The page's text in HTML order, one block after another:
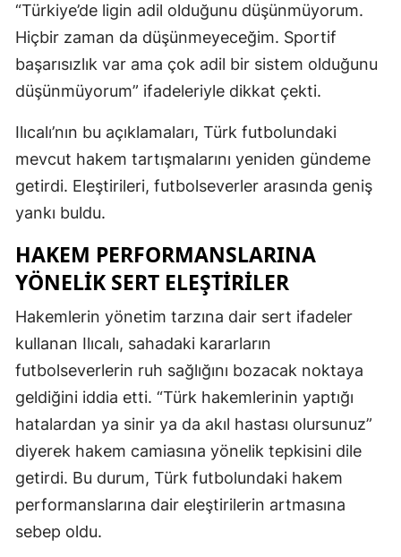
Hatay
Isparta
İstanbul
İzmir
Kırklareli
Kocaeli
Konya
Kütahya
Malatya
“Türkiye’de ligin adil olduğunu düşünmüyorum.
Hiçbir zaman da düşünmeyeceğim. Sportif
başarısızlık var ama çok adil bir sistem olduğunu
düşünmüyorum” ifadeleriyle dikkat çekti.
Ilıcalı’nın bu açıklamaları, Türk futbolundaki
mevcut hakem tartışmalarını yeniden gündeme
getirdi. Eleştirileri, futbolseverler arasında geniş
yankı buldu.
HAKEM PERFORMANSLARINA
YÖNELIK SERT ELEŞTIRILER
Hakemlerin yönetim tarzına dair sert ifadeler
kullanan Ilıcalı, sahadaki kararların
futbolseverlerin ruh sağlığını bozacak noktaya
geldiğini iddia etti. “Türk hakemlerinin yaptığı
hatalardan ya sinir ya da akıl hastası olursunuz”
diyerek hakem camiasına yönelik tepkisini dile
getirdi. Bu durum, Türk futbolundaki hakem
performanslarına dair eleştirilerin artmasına
sebep oldu.